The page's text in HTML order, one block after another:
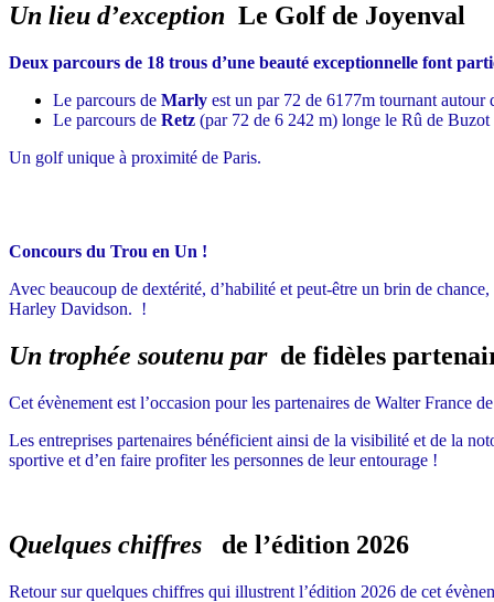
Un lieu d’exception Le Golf de Joyenval
Deux parcours de 18 trous d’une beauté exceptionnelle font
Le parcours de Marly est un par 72 de 6177m tournant autour
Le parcours de Retz (par 72 de 6 242 m) longe le Rû de Buzot
Un golf unique à proximité de Paris.
Concours du Trou en Un !
Avec beaucoup de dextérité, d’habilité et peut-être un brin de
Harley Davidson. !
Un trophée soutenu par de fidèles
Cet évènement est l’occasion pour les partenaires de Walter France
Les entreprises partenaires bénéficient ainsi de la visibilité et de la
sportive et d’en faire profiter les personnes de leur entourage !
Quelques chiffres de l’édition 2026
Retour sur quelques chiffres qui illustrent l’édition 2026 de cet